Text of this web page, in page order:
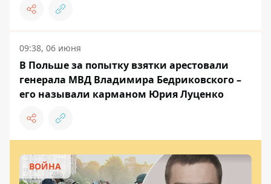
09:38, 06 июня
В Польше за попытку взятки арестовали
генерала МВД Владимира Бедриковского –
его называли карманом Юрия Луценко
ВОЙНА